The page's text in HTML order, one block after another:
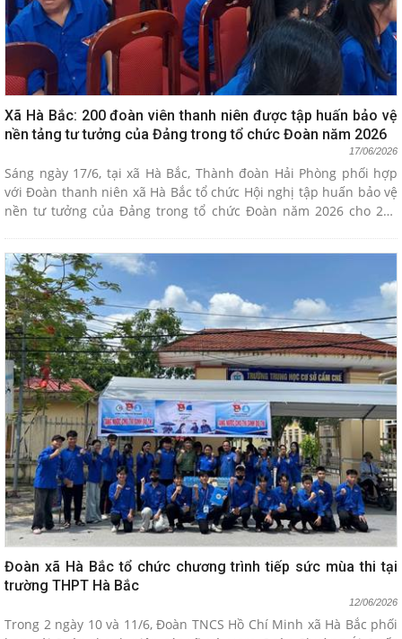
Xã Hà Bắc: 200 đoàn viên thanh niên được tập huấn bảo vệ
nền tảng tư tưởng của Đảng trong tổ chức Đoàn năm 2026
17/06/2026
Sáng ngày 17/6, tại xã Hà Bắc, Thành đoàn Hải Phòng phối hợp
với Đoàn thanh niên xã Hà Bắc tổ chức Hội nghị tập huấn bảo vệ
nền tư tưởng của Đảng trong tổ chức Đoàn năm 2026 cho 200
Đoàn xã Hà Bắc tổ chức chương trình tiếp sức mùa thi tại
trường THPT Hà Bắc
12/06/2026
Trong 2 ngày 10 và 11/6, Đoàn TNCS Hồ Chí Minh xã Hà Bắc phối